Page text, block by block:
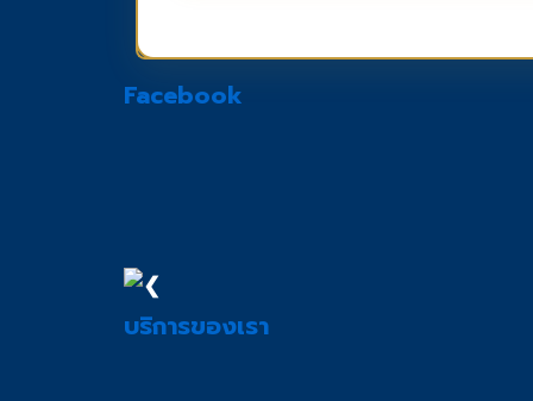
Facebook
❮
บริการของเรา